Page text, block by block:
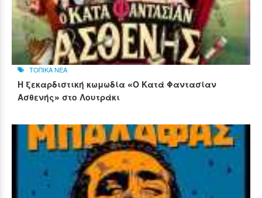
ΤΟΠΙΚΑ ΝΕΑ
Η ξεκαρδιστική κωμωδία «Ο Κατά Φαντασίαν
Ασθενής» στο Λουτράκι